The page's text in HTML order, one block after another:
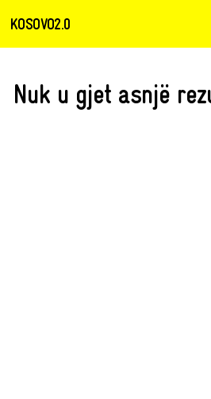
KOSOVO2.0
Nuk u gjet asnjë